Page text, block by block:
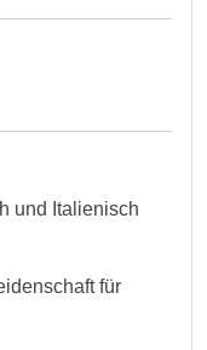
und Italienisch
für